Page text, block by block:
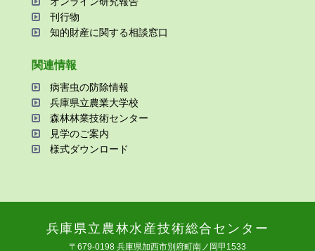
刊⾏物
知的財産に関する相談窓⼝
関連情報
病害⾍の防除情報
兵庫県⽴農業⼤学校
森林林業技術センター
⾒学のご案内
様式ダウンロード
兵庫県⽴農林⽔産技術総合センター
〒679-0198 兵庫県加⻄市別府町南ノ岡甲1533